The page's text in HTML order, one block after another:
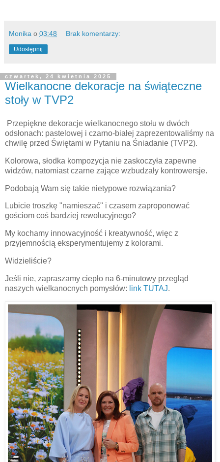
Monika o 03:48 Brak komentarzy:
Udostępnij
czwartek, 24 kwietnia 2025
Wielkanocne dekoracje na świąteczne
stoły w TVP2
Przepiękne dekoracje wielkanocnego stołu w dwóch
odsłonach: pastelowej i czarno-białej zaprezentowaliśmy na
chwilę przed Świętami w Pytaniu na Śniadanie (TVP2).
Kolorowa, słodka kompozycja nie zaskoczyła zapewne
widzów, natomiast czarne zające wzbudzały kontrowersje.
Podobają Wam się takie nietypowe rozwiązania?
Lubicie troszkę "namieszać" i czasem zaproponować
gościom coś bardziej rewolucyjnego?
My kochamy innowacyjność i kreatywność, więc z
przyjemnością eksperymentujemy z kolorami.
Widzieliście?
Jeśli nie, zapraszamy ciepło na 6-minutowy przegląd
naszych wielkanocnych pomysłów: link TUTAJ.